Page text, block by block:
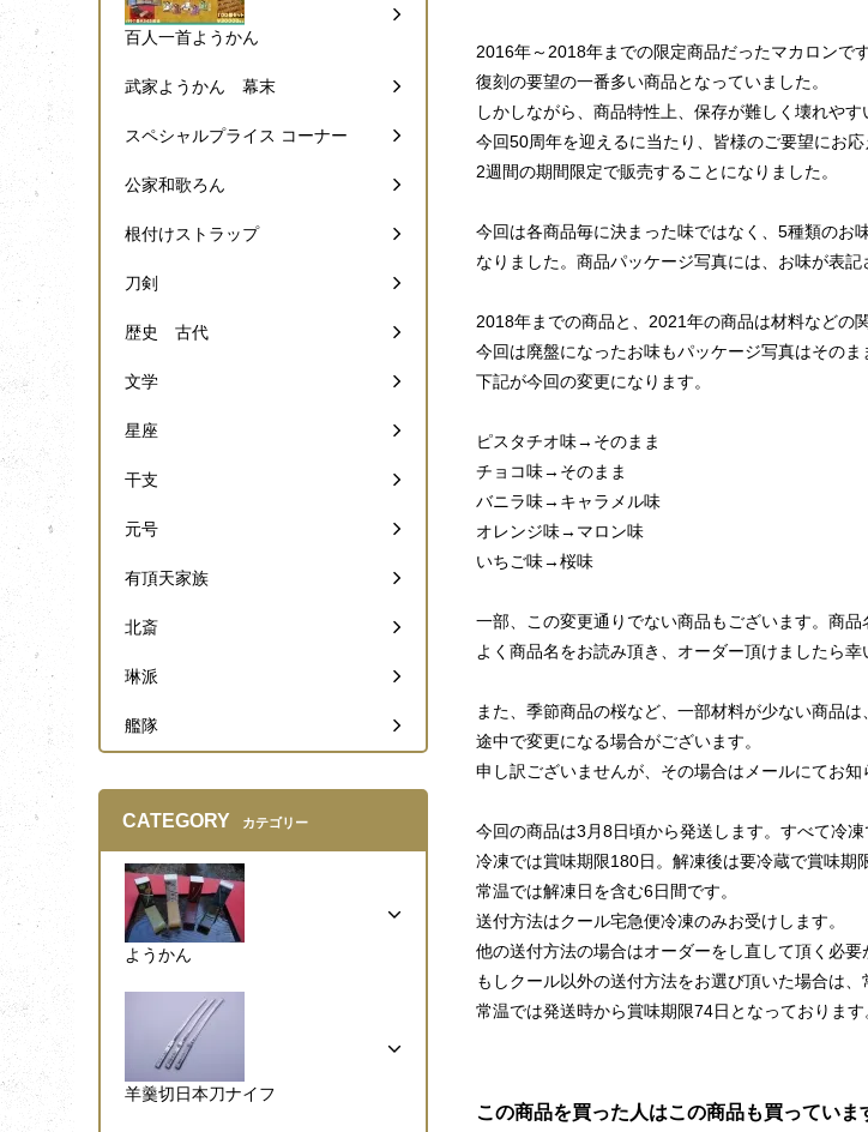
2016年～2018年までの限定商品だったマカロンです
復刻の要望の一番多い商品となっていました。
しかしながら、商品特性上、保存が難しく壊れやす
今回50周年を迎えるに当たり、皆様のご要望にお応
2週間の期間限定で販売することになりました。
今回は各商品毎に決まった味ではなく、5種類のお
なりました。商品パッケージ写真には、お味が表
2018年までの商品と、2021年の商品は材料などの
今回は廃盤になったお味もパッケージ写真はそのま
下記が今回の変更になります。
ピスタチオ味→そのまま
チョコ味→そのまま
バニラ味→キャラメル味
オレンジ味→マロン味
いちご味→桜味
一部、この変更通りでない商品もございます。商品
よく商品名をお読み頂き、オーダー頂けましたら幸
また、季節商品の桜など、一部材料が少ない商品は、
途中で変更になる場合がございます。
申し訳ございませんが、その場合はメールにてお知
今回の商品は3月8日頃から発送します。すべて冷凍
冷凍では賞味期限180日。解凍後は要冷蔵で賞味期
常温では解凍日を含む6日間です。
送付方法はクール宅急便冷凍のみお受けします。
他の送付方法の場合はオーダーをし直して頂く必要
もしクール以外の送付方法をお選び頂いた場合は、
常温では発送時から賞味期限74日となっております
この商品を買った人はこの商品も買っていま
百人一首ようかん
武家ようかん 幕末
スペシャルプライス コーナー
公家和歌ろん
根付けストラップ
刀剣
歴史 古代
文学
星座
干支
元号
有頂天家族
北斎
琳派
艦隊
CATEGORY カテゴリー
ようかん
羊羹切日本刀ナイフ